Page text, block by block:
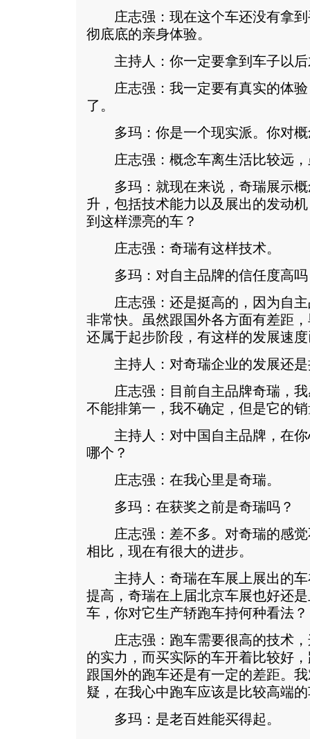
庄志强：现在这个车还没有拿到
彻底底的亲身体验。
主持人：你一定要拿到车子以后
庄志强：我一定要有真实的体验
了。
多玛：你是一个现实派。你对概
庄志强：概念车离生活比较远，
多玛：就现在来说，奇瑞展示概
升，包括技术能力以及展出的发动
到这样漂亮的车？
庄志强：奇瑞有这样技术。
多玛：对自主品牌的信任度高吗
庄志强：还是挺高的，因为自主
非常快。虽然跟国外各方面有差距
还属于起步阶段，有这样的发展速
主持人：对奇瑞企业的发展还是
庄志强：目前自主品牌奇瑞，我
不能排第一，我不确定，但是它的
主持人：对中国自主品牌，在你
哪个？
庄志强：在我心里是奇瑞。
多玛：在获奖之前是奇瑞吗？
庄志强：差不多。对奇瑞的感觉
相比，现在有很大的进步。
主持人：奇瑞在车展上展出的车
提高，奇瑞在上届北京车展也好还
车，你对它生产轿跑车持何种看法？
庄志强：跑车需要很高的技术，
的实力，而买实际的车开着比较好
跟国外的跑车还是有一定的差距。
疑，在我心中跑车应该是比较高端
多玛：是老百姓能买得起。